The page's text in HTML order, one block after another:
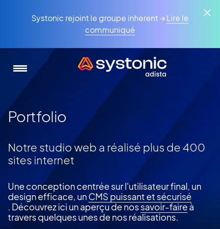
Systonic rejoint le groupe inherent →Lire le
communiqué
Portfolio
Notre studio web a réalisé plus de 400
sites internet
Une conception centrée sur l'utilisateur final, un
design efficace, unCMS puissant et sécurisé
. Découvrez ici un aperçu de nossavoir-faire à
travers quelques unes de nos réalisations.